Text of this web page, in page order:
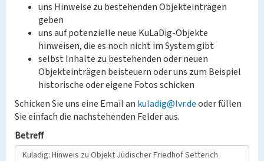
uns Hinweise zu bestehenden Objekteinträgen
geben
uns auf potenzielle neue KuLaDig-Objekte
hinweisen, die es noch nicht im System gibt
selbst Inhalte zu bestehenden oder neuen
Objekteinträgen beisteuern oder uns zum Beispiel
historische oder eigene Fotos schicken
Schicken Sie uns eine Email an kuladig@lvr.deoder füllen
Sie einfach die nachstehenden Felder aus.
Betreff